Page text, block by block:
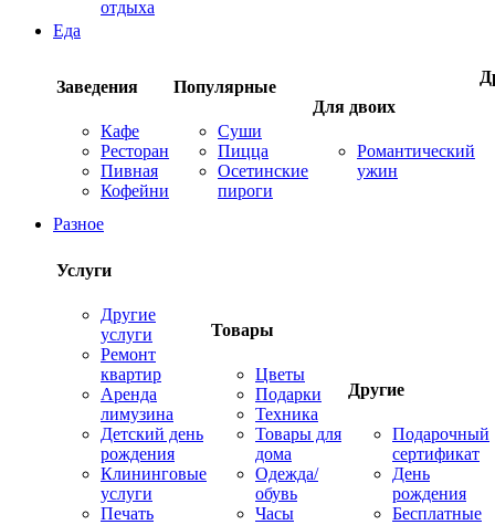
отдыха
Еда
Заведения
Кафе
Ресторан
Пивная
Кофейни
Популярные
Суши
Пицца
Осетинские
пироги
Для двоих
Романтический
ужин
Разное
Услуги
Другие
услуги
Ремонт
квартир
Аренда
лимузина
Детский день
рождения
Клининговые
услуги
Печать
Товары
Цветы
Подарки
Техника
Товары для
дома
Одежда/
обувь
Часы
Другие
Подарочный
сертификат
День
рождения
Бесплатные